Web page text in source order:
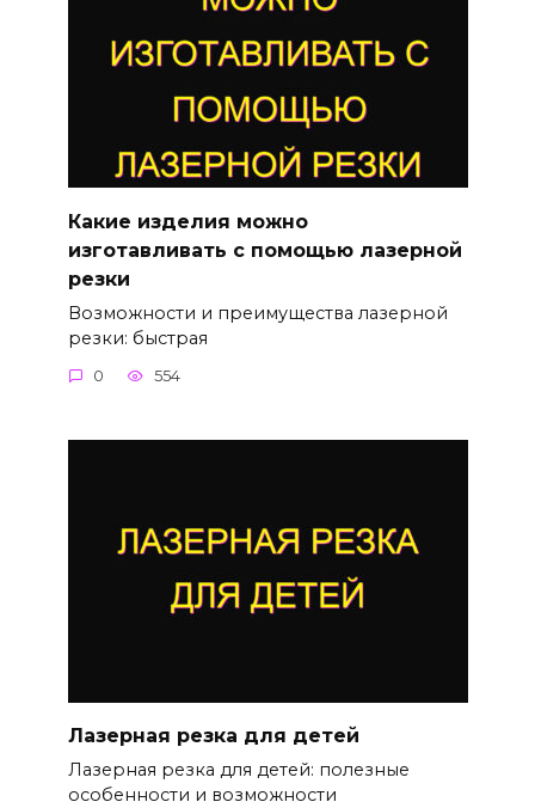
Какие изделия можно
изготавливать с помощью лазерной
резки
Возможности и преимущества лазерной
резки: быстрая
0 554
Лазерная резка для детей
Лазерная резка для детей: полезные
особенности и возможности